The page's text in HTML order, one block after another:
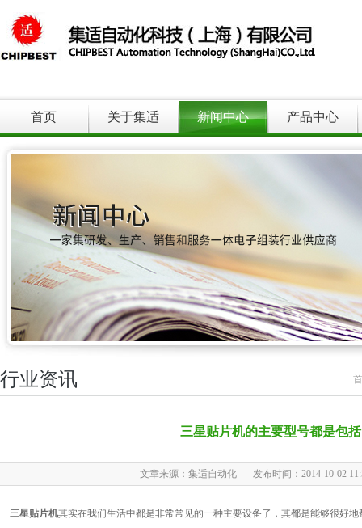
首页 关于集适 新闻中心 产品中心
行业资讯
三星贴片机的主要型号都是包
文章来源：集适自动化 发布时间：2014-10-02
三星贴片机其实在我们生活中都是非常常见的一种主要设备了，其都是能够很好